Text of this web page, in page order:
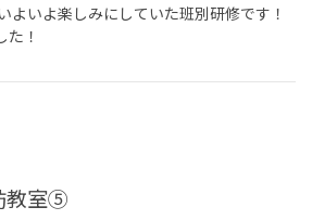
よいよ楽しみにしていた班別研修です！
！
教室⑤